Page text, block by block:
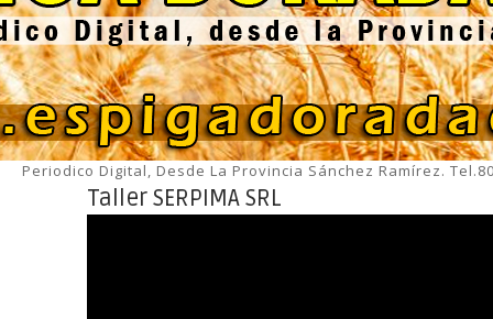
Periodico Digital, Desde La Provincia Sánchez Ramírez.
Taller SERPIMA SRL